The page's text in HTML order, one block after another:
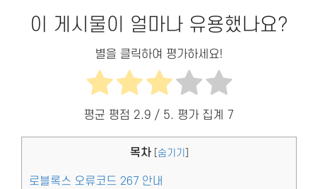
이 게시물이 얼마나 유용했나요?
별을 클릭하여 평가하세요!
평균 평점 2.9 / 5. 평가 집계 7
목차 숨기기
로블록스 오류코드 267 안내